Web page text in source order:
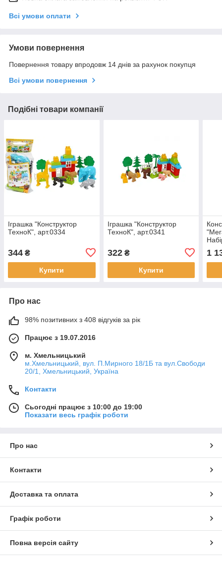
Всі умови оплати
Умови повернення
Повернення товару впродовж 14 днів за рахунок покупця
Всі умови повернення
Подібні товари компанії
Іграшка "Конструктор
ТехноК", арт.0334
344 ₴
Купити
Іграшка "Конструктор
ТехноК", арт.0341
322₴
Купити
1
Про нас
98% позитивних з 408 відгуків за рік
Працює з 19.07.2016
м. Хмельницький
м.Хмельницький, вул. П.Мирного 18/1Б та вул.Свободи
20/1, Хмельницький, Україна
Контакти
Сьогодні працює з 10:00 до 19:00
Показати весь графік роботи
Про нас
Контакти
Доставка та оплата
Графік роботи
Повна версія сайту